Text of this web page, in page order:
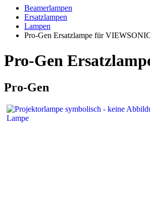
Beamerlampen
Ersatzlampen
Lampen
Pro-Gen Ersatzlampe für
Pro-Gen
Pro-Gen